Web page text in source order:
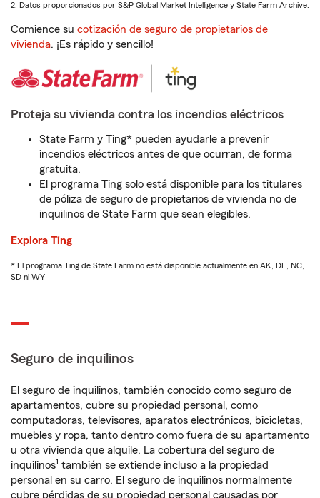
2. Datos proporcionados por S&P Global Market Intelligence y State Farm Archive.
Comience su cotización de seguro de propietarios de
vivienda. ¡Es rápido y sencillo!
Proteja su vivienda contra los incendios eléctricos
State Farm y Ting* pueden ayudarle a prevenir
incendios eléctricos antes de que ocurran, de forma
gratuita.
El programa Ting solo está disponible para los titulares
de póliza de seguro de propietarios de vivienda no de
inquilinos de State Farm que sean elegibles.
Explora Ting
* El programa Ting de State Farm no está disponible actualmente en AK, DE, NC,
SD ni WY
Seguro de inquilinos
El seguro de inquilinos, también conocido como seguro de
apartamentos, cubre su propiedad personal, como
computadoras, televisores, aparatos electrónicos, bicicletas,
muebles y ropa, tanto dentro como fuera de su apartamento
u otra vivienda que alquile. La cobertura del seguro de
inquilinos1 también se extiende incluso a la propiedad
personal en su carro. El seguro de inquilinos normalmente
cubre pérdidas de su propiedad personal causadas por